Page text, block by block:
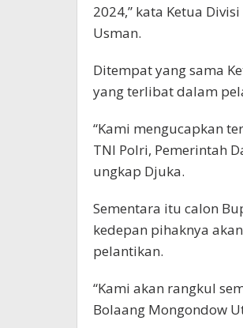
2024,” kata Ketua
Usman.
Ditempat yang sama
yang terlibat dalam
“Kami mengucapkan
TNI Polri, Pemerintah
ungkap Djuka.
Sementara itu calon
kedepan pihaknya
pelantikan.
“Kami akan rangkul
Bolaang Mongondow